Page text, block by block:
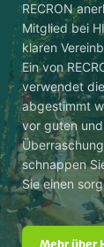
RECRON
Mitglied bei
klaren
Ein von
verwendet
abgestimmt
vor guten
schnappen
Sie einen